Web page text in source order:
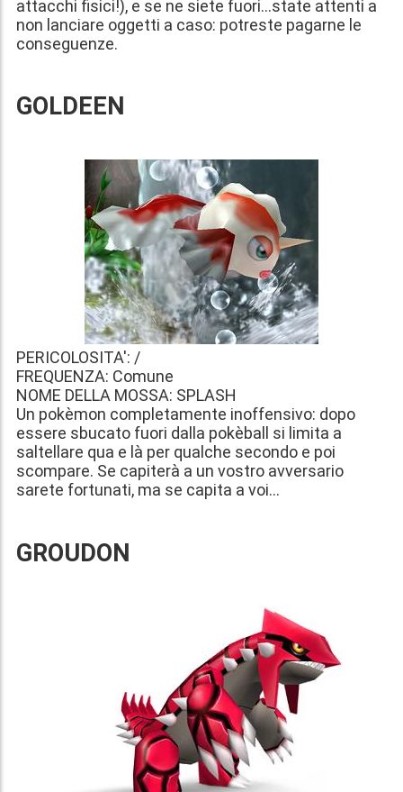
attacchi fisici!), e se ne siete fuori...state attenti a
non lanciare oggetti a caso: potreste pagarne le
conseguenze.
GOLDEEN
PERICOLOSITA': /
FREQUENZA: Comune
NOME DELLA MOSSA: SPLASH
Un pokèmon completamente inoffensivo: dopo
essere sbucato fuori dalla pokèball si limita a
saltellare qua e là per qualche secondo e poi
scompare. Se capiterà a un vostro avversario
sarete fortunati, ma se capita a voi...
GROUDON